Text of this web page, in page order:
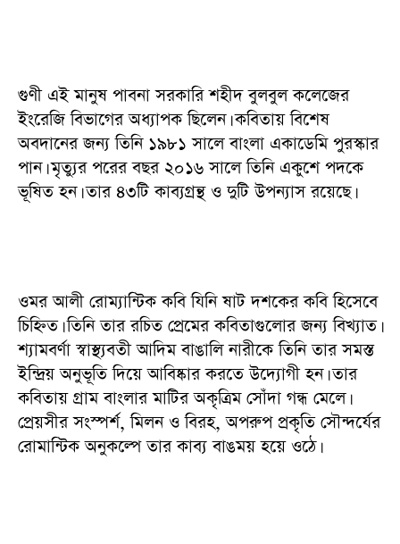
গুণী এই মানুষ পাবনা সরকারি শহীদ বুলবুল কলেজের
ইংরেজি বিভাগের অধ্যাপক ছিলেন। কবিতায় বিশেষ
অবদানের জন্য তিনি ১৯৮১ সালে বাংলা একাডেমি পুরস্কার
পান। মৃত্যুর পরের বছর ২০১৬ সালে তিনি একুশে পদকে
ভূষিত হন। তার ৪৩টি কাব্যগ্রন্থ ও দুটি উপন্যাস রয়েছে।
ওমর আলী রোম্যান্টিক কবি যিনি ষাট দশকের কবি হিসেবে
চিহ্নিত। তিনি তার রচিত প্রেমের কবিতাগুলোর জন্য বিখ্যাত।
শ্যামবর্ণা স্বাস্থ্যবতী আদিম বাঙালি নারীকে তিনি তার সমস্ত
ইন্দ্রিয় অনুভূতি দিয়ে আবিষ্কার করতে উদ্যোগী হন। তার
কবিতায় গ্রাম বাংলার মাটির অকৃত্রিম সোঁদা গন্ধ মেলে।
প্রেয়সীর সংস্পর্শ, মিলন ও বিরহ, অপরুপ প্রকৃতি সৌন্দর্যের
রোমান্টিক অনুকল্পে তার কাব্য বাঙময় হয়ে ওঠে।